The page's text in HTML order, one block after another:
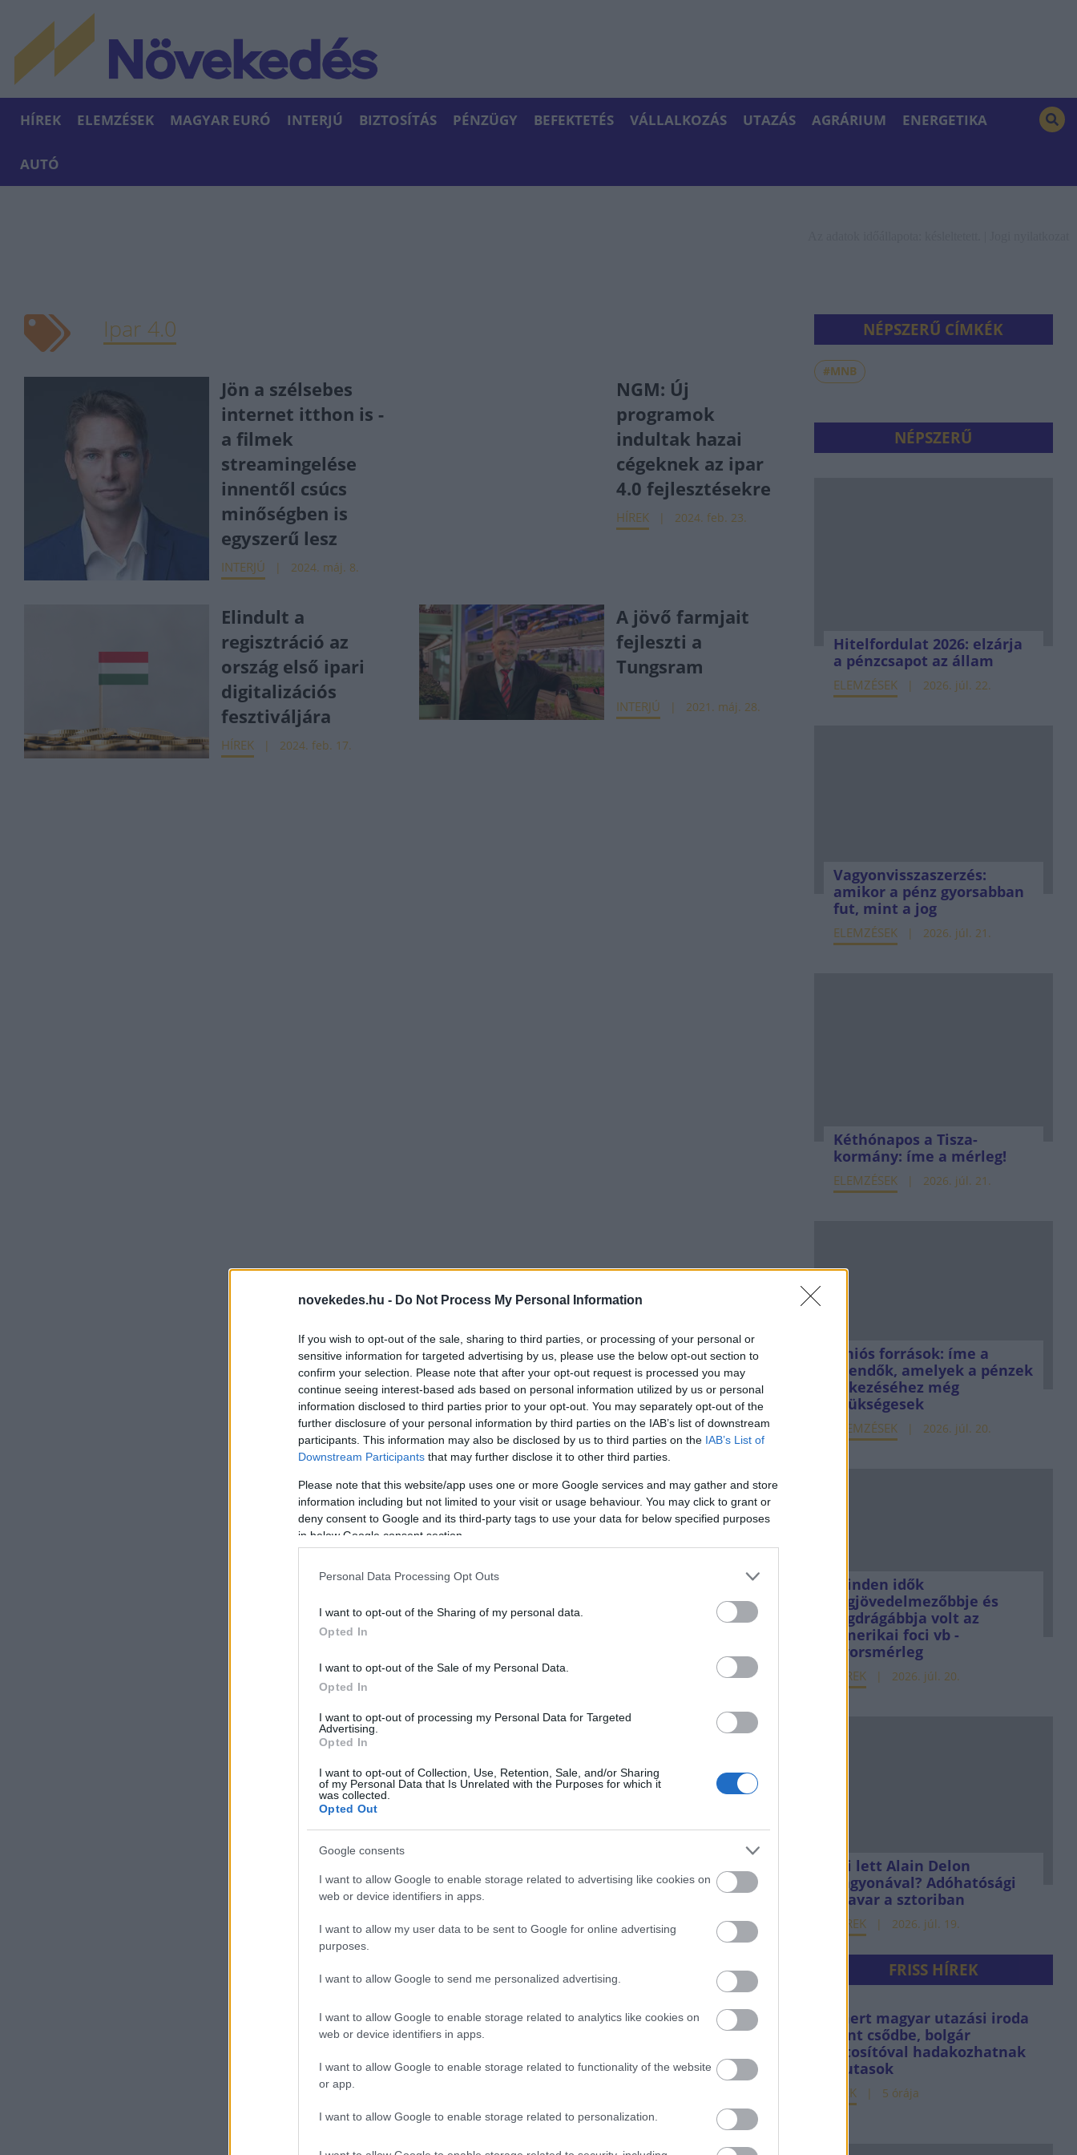
novekedes.hu - Do Not Process My Personal Information
If you wish to opt-out of the sale, sharing to third parties, or processing of your personal or
sensitive information for targeted advertising by us, please use the below opt-out section to
confirm your selection. Please note that after your opt-out request is processed you may
continue seeing interest-based ads based on personal information utilized by us or personal
information disclosed to third parties prior to your opt-out. You may separately opt-out of the
further disclosure of your personal information by third parties on the IAB’s list of downstream
participants. This information may also be disclosed by us to third parties on the IAB’s List of
Downstream Participants that may further disclose it to other third parties.
Please note that this website/app uses one or more Google services and may gather and store
information including but not limited to your visit or usage behaviour. You may click to grant or
deny consent to Google and its third-party tags to use your data for below specified purposes
in below Google consent section.
Personal Data Processing Opt Outs
I want to opt-out of the Sharing of my personal data.
Opted In
I want to opt-out of the Sale of my Personal Data.
Opted In
I want to opt-out of processing my Personal Data for Targeted
Advertising.
Opted In
I want to opt-out of Collection, Use, Retention, Sale, and/or Sharing
of my Personal Data that Is Unrelated with the Purposes for which it
was collected.
Opted Out
Google consents
I want to allow Google to enable storage related to advertising like cookies on
web or device identifiers in apps.
I want to allow my user data to be sent to Google for online advertising
purposes.
I want to allow Google to send me personalized advertising.
I want to allow Google to enable storage related to analytics like cookies on
web or device identifiers in apps.
I want to allow Google to enable storage related to functionality of the website
or app.
I want to allow Google to enable storage related to personalization.
HÍREK ELEMZÉSEK MAGYAR EURÓ INTERJÚ BIZTOSÍTÁS PÉNZÜGY BEFEKTETÉS VÁLLALKOZÁS UTAZÁS AGRÁRIUM ENERGETIKA
AUTÓ
Ipar 4.0
Jön a szélsebes
internet itthon is -
a filmek
streamingelése
innentől csúcs
minőségben is
egyszerű lesz
INTERJÚ 2024. máj. 8.
NGM: Új
programok
indultak hazai
cégeknek az ipar
4.0 fejlesztésekre
HÍREK 2024. feb. 23.
Elindult a
regisztráció az
ország első ipari
digitalizációs
fesztiváljára
HÍREK 2024. feb. 17.
A jövő farmjait
fejleszti a
Tungsram
INTERJÚ 2021. máj. 28.
NÉPSZERŰ CÍMKÉK
#MNB
NÉPSZERŰ
Hitelfordulat 2026: elzárja
a pénzcsapot az állam
ELEMZÉSEK 2026. júl. 22.
Vagyonvisszaszerzés:
amikor a pénz gyorsabban
fut, mint a jog
ELEMZÉSEK 2026. júl. 21.
Kéthónapos a Tisza-
kormány: íme a mérleg!
ELEMZÉSEK 2026. júl. 21.
Uniós források: íme a
teendők, amelyek a pénzek
érkezéséhez még
szükségesek
ELEMZÉSEK 2026. júl. 20.
Minden idők
legjövedelmezőbbje és
legdrágábbja volt az
amerikai foci vb -
gyorsmérleg
HÍREK 2026. júl. 20.
Mi lett Alain Delon
vagyonával? Adóhatósági
csavar a sztoriban
HÍREK 2026. júl. 19.
FRISS HÍREK
Ismert magyar utazási iroda
ment csődbe, bolgár
biztosítóval hadakozhatnak
az utasok
HÍREK 5 órája